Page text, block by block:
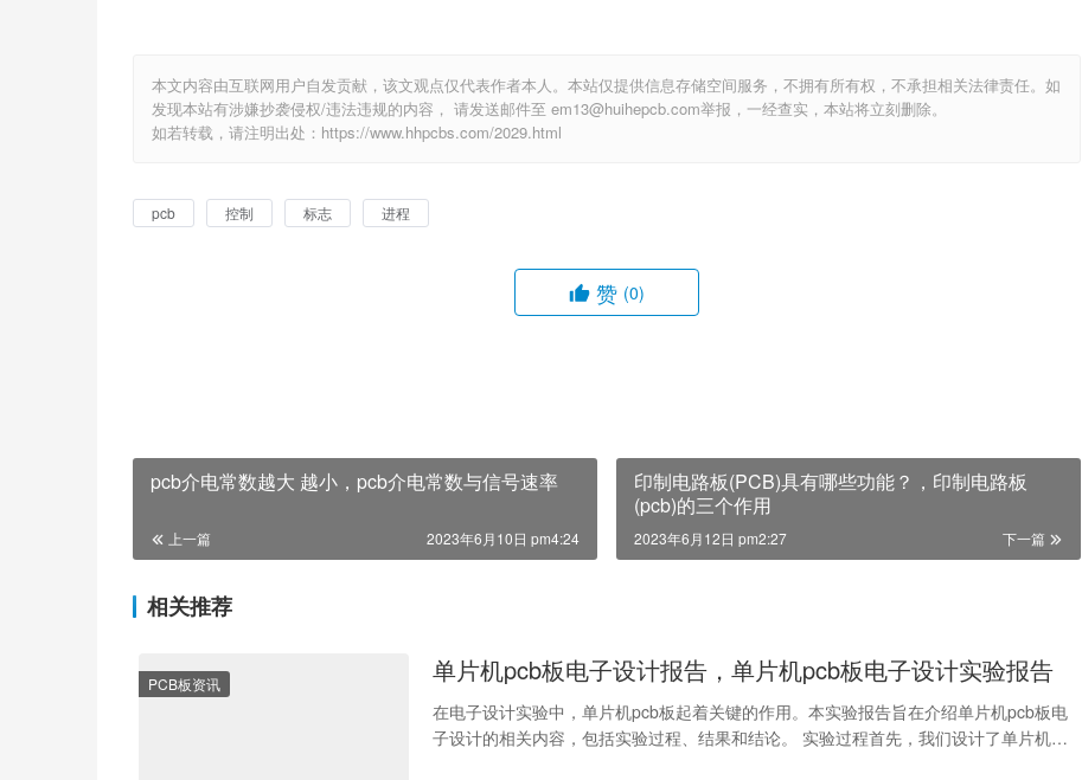
本文内容由互联网用户自发贡献，该文观点仅代表作者本人。本站仅提供信息存储空间服务，不拥有所有权，不承担相关法律责任。如
发现本站有涉嫌抄袭侵权/违法违规的内容， 请发送邮件至 em13@huihepcb.com举报，一经查实，本站将立刻删除。
如若转载，请注明出处：https://www.hhpcbs.com/2029.html
pcb 控制 标志 进程
赞 (0)
pcb介电常数越大 越小，pcb介电常数与信号速率
上一篇 2023年6月10日 pm4:24
印制电路板(PCB)具有哪些功能？，印制电路板
(pcb)的三个作用
下一篇
2023年6月12日 pm2:27
相关推荐
PCB板资讯 单片机pcb板电子设计报告，单片机pcb板电子设计实验报告
在电子设计实验中，单片机pcb板起着关键的作用。本实验报告旨在介绍单片机pcb板电
子设计的相关内容，包括实验过程、结果和结论。 实验过程首先，我们设计了单片机